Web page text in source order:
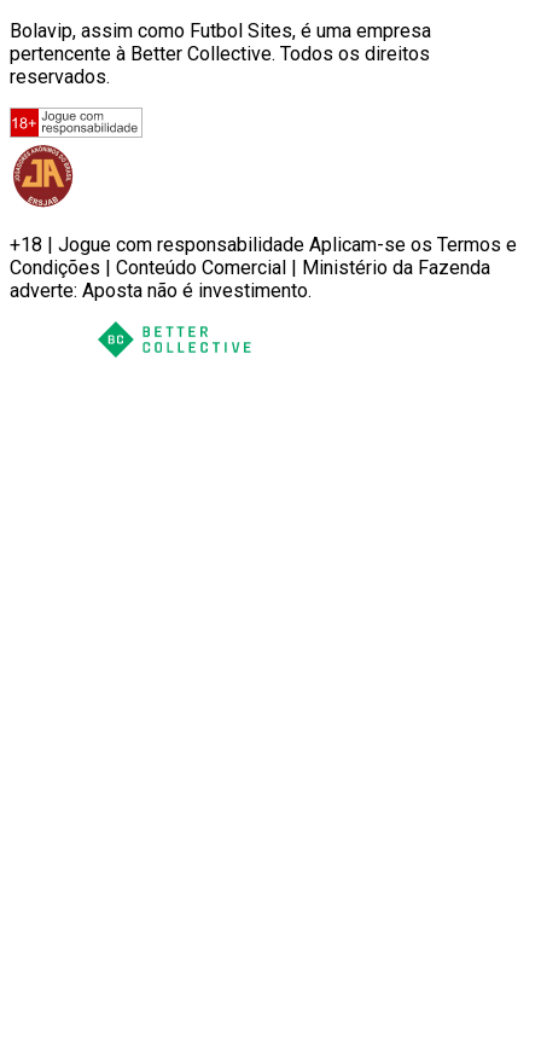
Bolavip, assim como Futbol Sites, é uma empresa
pertencente à Better Collective. Todos os direitos
reservados.
+18 | Jogue com responsabilidade Aplicam-se os Termos e
Condições | Conteúdo Comercial | Ministério da Fazenda
adverte: Aposta não é investimento.